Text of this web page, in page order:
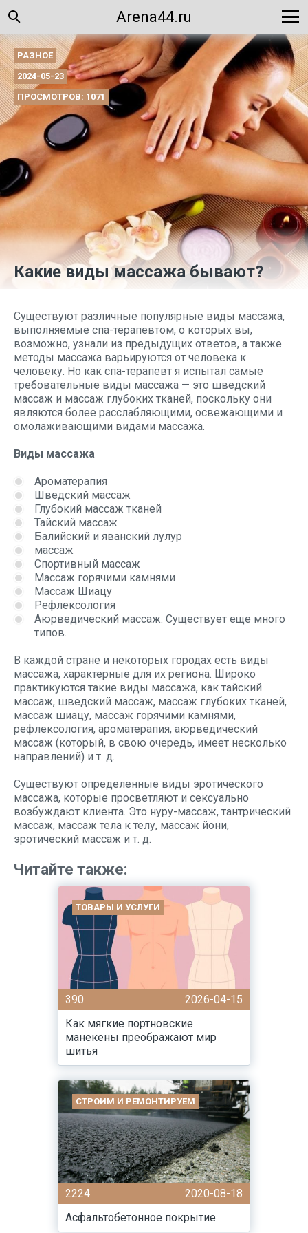
Arena44.ru
РАЗНОЕ
2024-05-23
ПРОСМОТРОВ: 1071
Какие виды массажа бывают?
Существуют различные популярные виды массажа,
выполняемые спа-терапевтом, о которых вы,
возможно, узнали из предыдущих ответов, а также
методы массажа варьируются от человека к
человеку. Но как спа-терапевт я испытал самые
требовательные виды массажа — это шведский
массаж и массаж глубоких тканей, поскольку они
являются более расслабляющими, освежающими и
омолаживающими видами массажа.
Виды массажа
Ароматерапия
Шведский массаж
Глубокий массаж тканей
Тайский массаж
Балийский и яванский лулур
массаж
Спортивный массаж
Массаж горячими камнями
Массаж Шиацу
Рефлексология
Аюрведический массаж. Существует еще много
типов.
В каждой стране и некоторых городах есть виды
массажа, характерные для их региона. Широко
практикуются такие виды массажа, как тайский
массаж, шведский массаж, массаж глубоких тканей,
массаж шиацу, массаж горячими камнями,
рефлексология, ароматерапия, аюрведический
массаж (который, в свою очередь, имеет несколько
направлений) и т. д.
Существуют определенные виды эротического
массажа, которые просветляют и сексуально
возбуждают клиента. Это нуру-массаж, тантрический
массаж, массаж тела к телу, массаж йони,
эротический массаж и т. д.
Читайте также:
ТОВАРЫ И УСЛУГИ
390
2026-04-15
Как мягкие портновские
манекены преображают мир
шитья
СТРОИМ И РЕМОНТИРУЕМ
2224
2020-08-18
Асфальтобетонное покрытие